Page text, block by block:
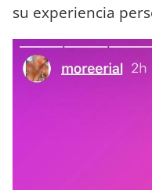
su experiencia